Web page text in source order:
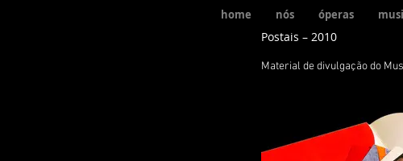
home nós óperas
Postais – 2010
Material de divulgação do